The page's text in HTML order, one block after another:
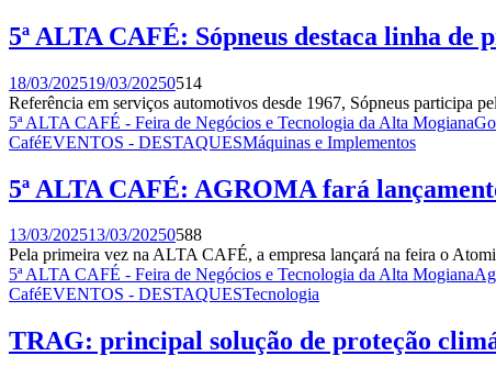
5ª ALTA CAFÉ: Sópneus destaca linha de
18/03/202519/03/20250514
Referência em serviços automotivos desde 1967, Sópneus participa
5ª ALTA CAFÉ - Feira de Negócios e Tecnologia da Alta Mogiana
CaféEVENTOS - DESTAQUESMáquinas e Implementos
5ª ALTA CAFÉ: AGROMA fará
13/03/202513/03/20250588
Pela primeira vez na ALTA CAFÉ, a empresa lançará na feira o
5ª ALTA CAFÉ - Feira de Negócios e Tecnologia da Alta Mogiana
CaféEVENTOS - DESTAQUESTecnologia
TRAG: principal solução de proteção